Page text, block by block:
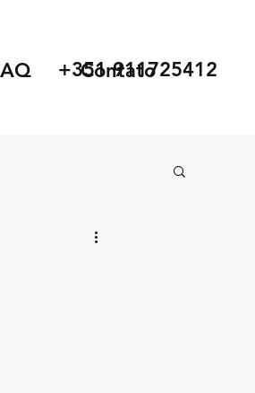
Contato
+351 911725412